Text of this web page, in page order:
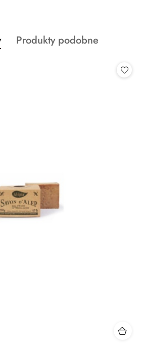
Produkty
Produkty podobne